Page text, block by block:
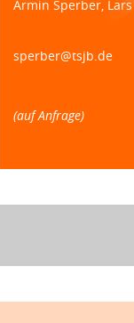
Armin Sperber,
sperber@tsjb.de
(auf Anfrage)